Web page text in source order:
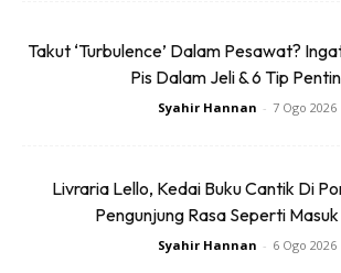
Takut ‘Turbulence’ Dalam Pesawat?
Pis Dalam Jeli & 6 Tip
Syahir Hannan - 7 Ogo 2026
Livraria Lello, Kedai Buku Cantik Di
Pengunjung Rasa Seperti
Syahir Hannan - 6 Ogo 2026